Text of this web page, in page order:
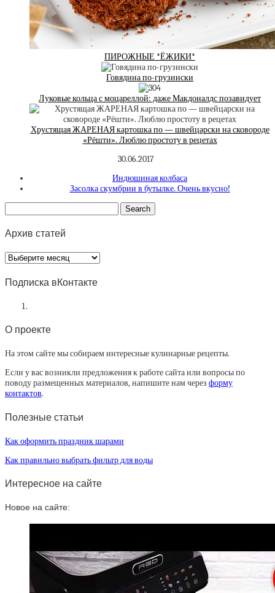
ПИРОЖНЫЕ *ЁЖИКИ*
Говядина по-грузински
Луковые кольца с моцареллой: даже Макдоналдс позавидует
Хрустящая ЖАРЕНАЯ картошка по — швейцарски на сковороде
«Рёшти». Люблю простоту в рецетах
30.06.2017
Индюшиная колбаса
Засолка скумбрии в бутылке. Очень вкусно!
Архив статей
Архив
статей
Подписка вКонтакте
О проекте
На этом сайте мы собираем интересные кулинарные рецепты.
Если у вас возникли предложения к работе сайта или вопросы по
поводу размещенных материалов, напишите нам через форму
контактов.
Полезные статьи
Как оформить праздник шарами
Как правильно выбрать фильтр для воды
Интересное на сайте
Новое на сайте: